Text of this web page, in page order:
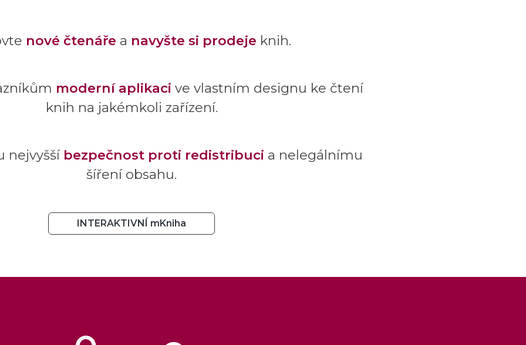
nové čtenáře a navyšte si prodeje knih.
moderní aplikaci ve vlastním designu ke čtení
knih na jakémkoli zařízení.
nejvyšší bezpečnost proti redistribuci a nelegálnímu
šíření obsahu.
INTERAKTIVNÍ mKniha